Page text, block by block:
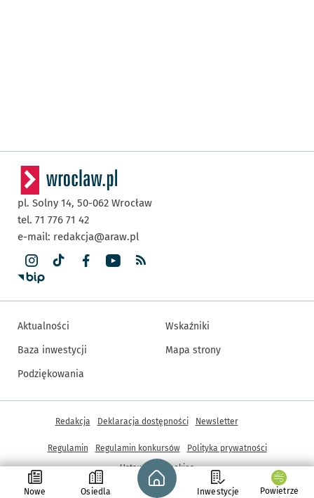
Nowe Osiedla
Strona główna - wroclaw.pl
Inwestycje Powietrze
pl. Solny 14, 50-062 Wrocław
tel. 71 776 71 42
e-mail: redakcja@araw.pl
Aktualności
Baza inwestycji
Podziękowania
Wskaźniki
Mapa strony
© Copyright 2005-2026, ARAW S.A., Gmina Wrocław
Inne informacje
Redakcja Deklaracja dostępności Newsletter
Regulamin Regulamin konkursów
Polityka prywatności
Ustawienia cookies